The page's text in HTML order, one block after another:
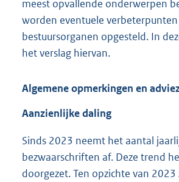
meest opvallende onderwerpen
worden eventuele
bestuursorganen opgesteld. In
het verslag hiervan.
Algemene opmerkingen en
Aanzienlijke daling
Sinds 2023 neemt het aantal
bezwaarschriften af. Deze trend
doorgezet. Ten opzichte van